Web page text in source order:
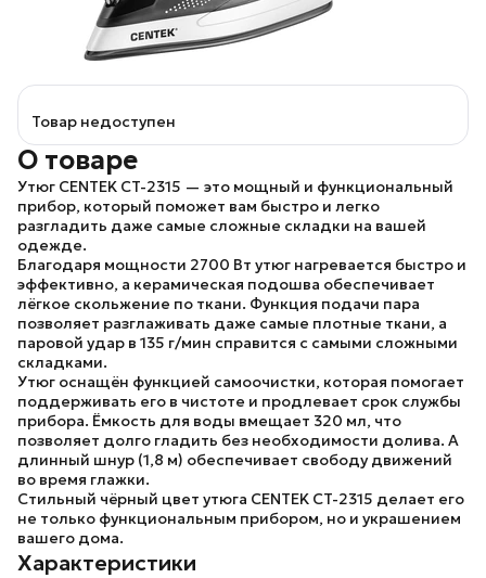
Товар недоступен
О товаре
Утюг CENTEK CT-2315 — это мощный и функциональный
прибор, который поможет вам быстро и легко
разгладить даже самые сложные складки на вашей
одежде.
Благодаря мощности 2700 Вт утюг нагревается быстро и
эффективно, а керамическая подошва обеспечивает
лёгкое скольжение по ткани. Функция подачи пара
позволяет разглаживать даже самые плотные ткани, а
паровой удар в 135 г/мин справится с самыми сложными
складками.
Утюг оснащён функцией самоочистки, которая помогает
поддерживать его в чистоте и продлевает срок службы
прибора. Ёмкость для воды вмещает 320 мл, что
позволяет долго гладить без необходимости долива. А
длинный шнур (1,8 м) обеспечивает свободу движений
во время глажки.
Стильный чёрный цвет утюга CENTEK CT-2315 делает его
не только функциональным прибором, но и украшением
вашего дома.
Характеристики